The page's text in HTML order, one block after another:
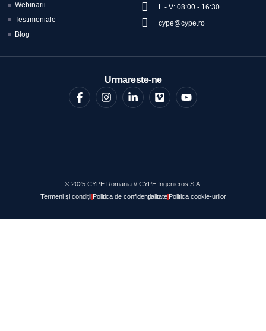
Webinarii
Testimoniale
Blog
L - V: 08:00 - 16:30
cype@cype.ro
Urmareste-ne
© 2025 CYPE Romania // CYPE Ingenieros S.A.
Termeni și condiții Politica de confidențialitate Politica cookie-urilor